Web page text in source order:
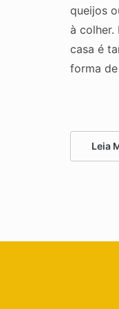
queijos
à colher.
casa é
forma
Leia